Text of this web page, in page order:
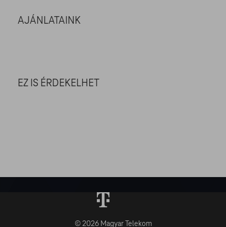
AJÁNLATAINK
EZ IS ÉRDEKELHET
© 2026 Magyar Telekom